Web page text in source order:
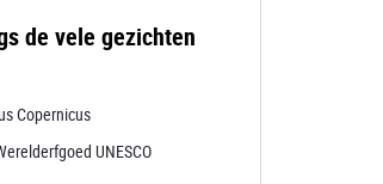
de vele gezichten
Copernicus
UNESCO